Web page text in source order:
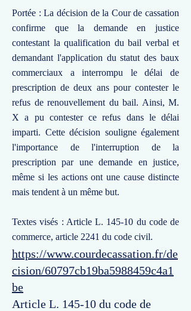
Portée : La décision de la Cour de cassation
confirme que la demande en justice
contestant la qualification du bail verbal et
demandant l'application du statut des baux
commerciaux a interrompu le délai de
prescription de deux ans pour contester le
refus de renouvellement du bail. Ainsi, M.
X a pu contester ce refus dans le délai
imparti. Cette décision souligne également
l'importance de l'interruption de la
prescription par une demande en justice,
même si les actions ont une cause distincte
mais tendent à un même but.
Textes visés : Article L. 145-10 du code de
commerce, article 2241 du code civil.
https://www.courdecassation.fr/de
cision/60797cb19ba5988459c4a1
be
Article L. 145-10 du code de